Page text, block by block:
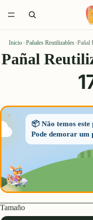
Inicio › Pañales Reutilizables ›Pañal
Pañal
📦 Não temos
Pode demorar um
Tamaño